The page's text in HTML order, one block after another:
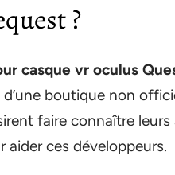
?
casque vr oculus
d’une boutique non
faire connaître leurs
aider ces développeurs.